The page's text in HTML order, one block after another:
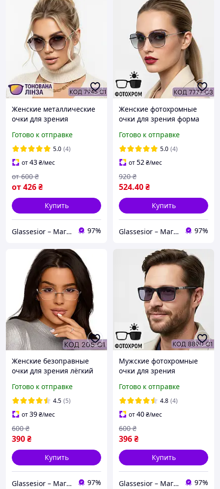
Женские металлические
очки для зрения
Код: 7945 С1
Готово к отправке
5.0 (4)
от43₴/мес
от426₴
от 600 ₴
Купить
Glassesior – Магазин оптики 97%
Женские фотохромные
очки для зрения форма
серебристая оправа,
синяя основа. Код: 7777
С3
Готово к отправке
5.0 (4)
от52₴/мес
524.40₴
920 ₴
Купить
Glassesior – Магазин оптики 97%
Женские безоправные
очки для зрения лёгкий
C1
Готово к отправке
4.5 (5)
от39₴/мес
390₴
600 ₴
Купить
Glassesior – Магазин оптики 97%
Мужские фотохромные
очки для зрения
Код: 8890 С1
Готово к отправке
4.8 (4)
от40₴/мес
396₴
600 ₴
Купить
Glassesior – Магазин оптики 97%